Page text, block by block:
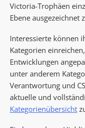
Victoria-Trophäen
Ebene ausgezeichnet
Interessierte können
Kategorien
Entwicklungen
unter anderem
Verantwortung und
aktuelle und
Kategorienübersicht